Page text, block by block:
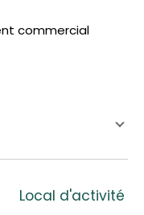
commercial
TRAD_ZEPHYR_Valeurs
Local d'activité